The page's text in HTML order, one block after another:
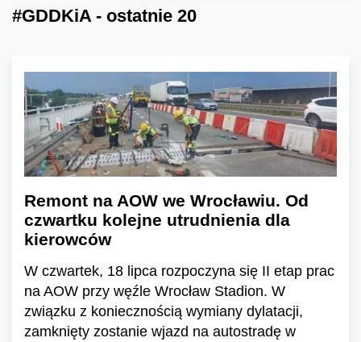
#GDDKiA - ostatnie 20
Remont na AOW we Wrocławiu. Od
czwartku kolejne utrudnienia dla
kierowców
W czwartek, 18 lipca rozpoczyna się II etap prac
na AOW przy węźle Wrocław Stadion. W
związku z koniecznością wymiany dylatacji,
zamknięty zostanie wjazd na autostradę w